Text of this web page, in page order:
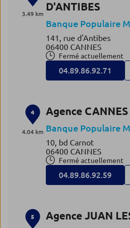
3.49 km
D'ANTIBES
Banque Populaire
141, rue d'Antibes
06400 CANNES
Fermé actuellement
04.89.86.92.71
4
4.04 km
Agence
Banque Populaire
10, bd Carnot
06400 CANNES
Fermé actuellement
04.89.86.92.59
5 Agence JUAN